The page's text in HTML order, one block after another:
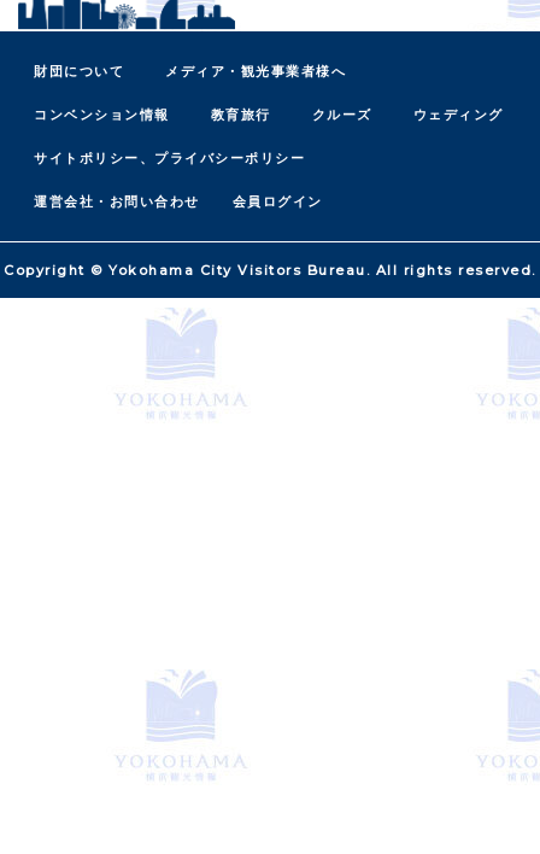
財団について メディア・観光事業者様へ
コンベンション情報 教育旅行 クルーズ ウェディング
サイトポリシー、プライバシーポリシー
運営会社・お問い合わせ 会員ログイン
Copyright © Yokohama City Visitors Bureau. All rights reserved.